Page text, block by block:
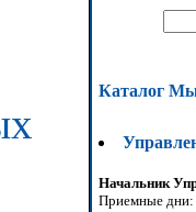
Каталог
Начальник
Приемные дни: